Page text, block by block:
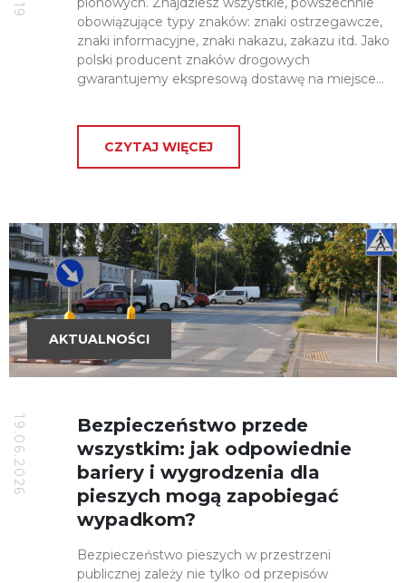
obowiązujące typy znaków: znaki ostrzegawcze,
znaki informacyjne, znaki nakazu, zakazu itd. Jako
polski producent znaków drogowych
gwarantujemy ekspresową dostawę na miejsce…
CZYTAJ WIĘCEJ
AKTUALNOŚCI
19.06.2026
Bezpieczeństwo przede
wszystkim: jak odpowiednie
bariery i wygrodzenia dla
pieszych mogą zapobiegać
wypadkom?
Bezpieczeństwo pieszych w przestrzeni
publicznej zależy nie tylko od przepisów